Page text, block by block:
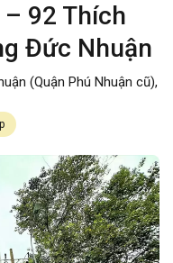
92 Thích
Đức Nhuận
(Quận Phú Nhuận cũ),